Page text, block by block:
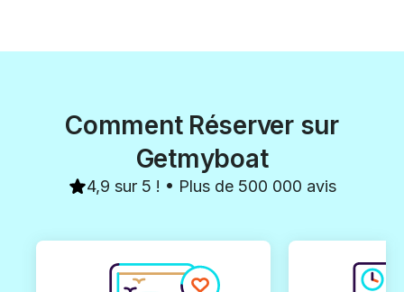
Comment Réserver sur
Getmyboat
4,9 sur 5 ! • Plus de 500 000 avis